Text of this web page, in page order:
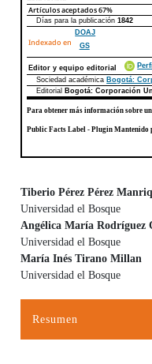
Artículos aceptados67%
Días para la publicación1842
Indexado en
DOAJ
GS
Editor y equipo editorial
Sociedad académica Bogotá:
Editorial
Bogotá: Corporación
Para obtener más información sobre
Public Facts Label - Plugin Mantenido
Contenido principal
Tiberio Pérez Pérez
Universidad el Bosque
Angélica María Rodríguez
Universidad el Bosque
María Inés Tirano Millan
Universidad el Bosque
Resumen